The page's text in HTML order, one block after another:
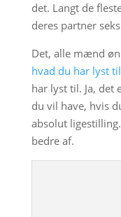
det. Langt de
deres partner
Det, alle mænd
hvad du har lyst til
har lyst til. Ja, det
du vil have, hvis
absolut
bedre af.